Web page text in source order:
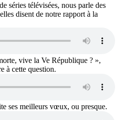
séries télévisées, nous parle des
disent de notre rapport à la
vive la Ve République ? »,
à cette question.
ses meilleurs vœux, ou presque.